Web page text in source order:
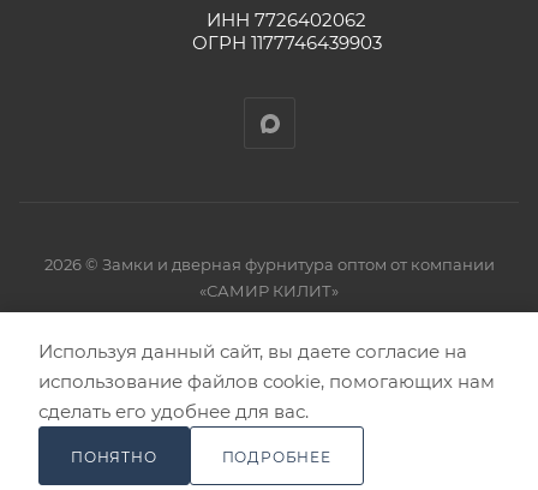
Используя данный сайт, вы даете согласие на
использование файлов cookie, помогающих нам
сделать его удобнее для вас.
ПОНЯТНО ПОДРОБНЕЕ
ИНН 7726402062
ОГРН 1177746439903
2026 © Замки и дверная фурнитура оптом от компании
«САМИР КИЛИТ»